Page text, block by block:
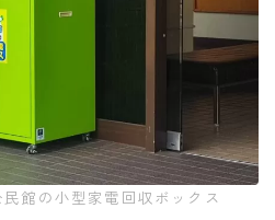
館の小型家電回収ボックス